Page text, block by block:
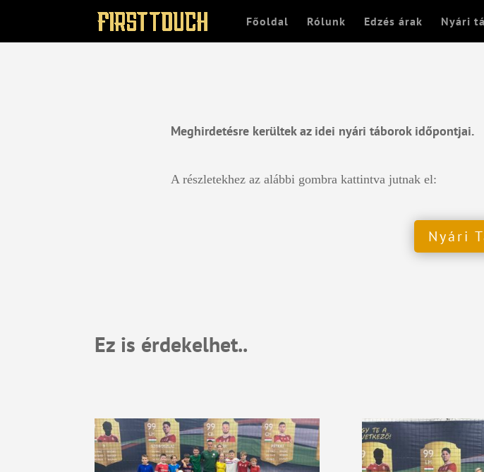
Főoldal Rólunk Edzés árak Nyári
Meghirdetésre kerültek az idei nyári táborok időpontjai.
A részletekhez az alábbi gombra kattintva jutnak el:
Nyári
Ez is érdekelhet..